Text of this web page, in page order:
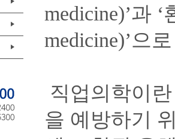
medicine)’과
medicine)’으
직업의학이
을 예방하기